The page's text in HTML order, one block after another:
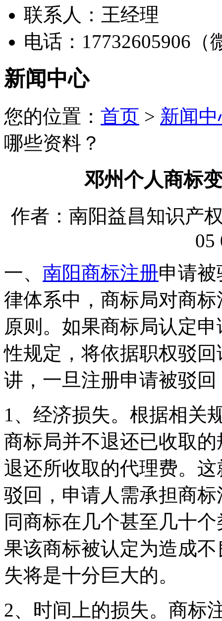
联系人：王经理
电话：17732605906（
新闻中心
您的位置： 首页 > 新闻
哪些资料？
邓州个人商标
作者：南阳益昌知识产
05
一、 南阳商标注册申请
律体系中，商标局对商
原则。如果商标局认定
性规定，将依据职权驳
讲，一旦注册申请被驳
1、经济损失。根据相关
商标局并不退还已收取
退还所收取的代理费。
驳回，申请人需承担商
同商标在几个甚至几十
果该商标被认定为造成
失将是十分巨大的。
2、时间上的损失。商标